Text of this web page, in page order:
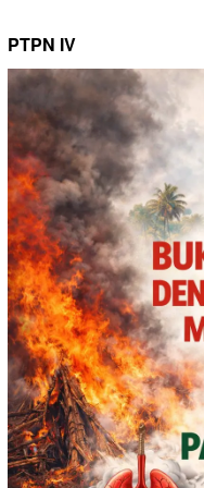
PTPN IV